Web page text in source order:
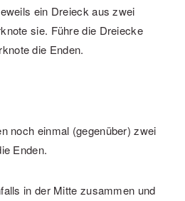
ein Dreieck aus zwei
sie. Führe die Dreiecke
die Enden.
noch einmal (gegenüber) zwei
Enden.
in der Mitte zusammen und